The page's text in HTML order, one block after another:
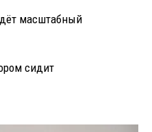
масштабный
сидит